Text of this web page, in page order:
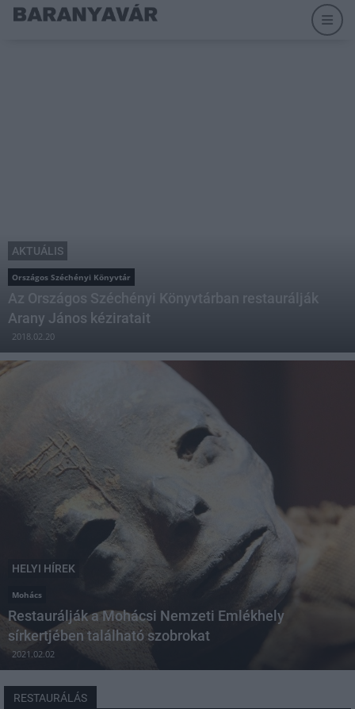
AKTUÁLIS
Országos Széchényi Könyvtár
Az Országos Széchényi Könyvtárban restaurálják
Arany János kéziratait
2018.02.20
HELYI HÍREK
Mohács
Restaurálják a Mohácsi Nemzeti Emlékhely
sírkertjében található szobrokat
2021.02.02
RESTAURÁLÁS